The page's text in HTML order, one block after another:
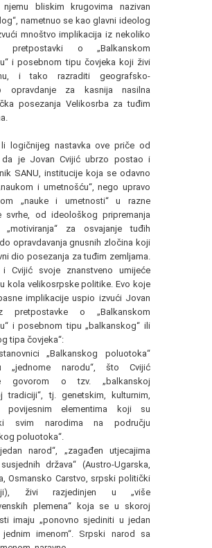
bliskim krugovima nazivan
nametnuo se kao glavni ideolog
mnoštvo implikacija iz nekoliko
pretpostavki o „Balkanskom
i posebnom tipu čovjeka koji živi
i tako razraditi geografsko-
opravdanje za kasnija nasilna
posezanja Velikosrba za tuđim
nastavka ove priče od
da je Jovan Cvijić ubrzo postao i
SANU, institucije koja se odavno
i umetnošću“, nego upravo
„nauke i umetnosti“ u razne
svrhe, od ideološkog pripremanja
za osvajanje tuđih
opravdavanja gnusnih zločina koji
dio posezanja za tuđim zemljama.
Cvijić svoje znanstveno umijeće
kola velikosrpske politike. Evo koje
implikacije uspio izvući Jovan
pretpostavke o „Balkanskom
i posebnom tipu „balkanskog“ ili
tipa čovjeka“:
„Balkanskog poluotoka“
„jednome narodu“, što Cvijić
govorom o tzv. „balkanskoj
tradiciji“, tj. genetskim, kulturnim,
povijesnim elementima koji su
svim narodima na području
poluotoka“.
narod“, „zagađen utjecajima
država“ (Austro-Ugarska,
Osmansko Carstvo, srpski politički
živi razjedinjen u „više
plemena“ koja se u skoroj
imaju „ponovno sjediniti u jedan
imenom“. Srpski narod sa